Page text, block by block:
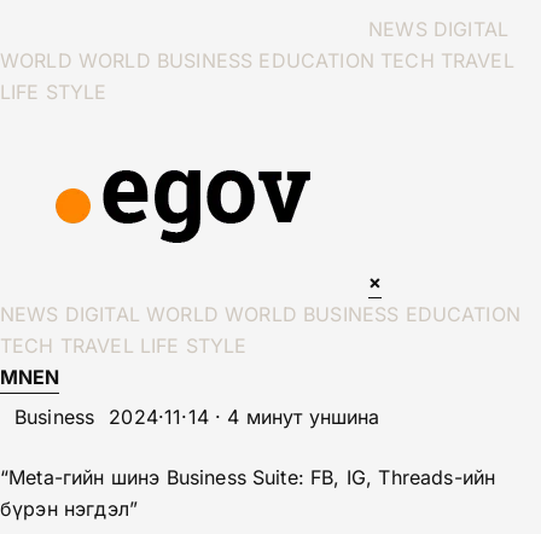
NEWS DIGITAL
WORLD WORLD BUSINESS EDUCATION TECH TRAVEL
LIFE STYLE
×
NEWS DIGITAL WORLD WORLD BUSINESS EDUCATION
TECH TRAVEL LIFE STYLE
MNEN
Business
2024·11·14 · 4 минут уншина
“Meta-гийн шинэ Business Suite: FB, IG, Threads-ийн
бүрэн нэгдэл”